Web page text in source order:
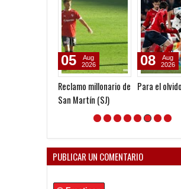
Reclamo millonario de
San Martín (SJ)
05
Aug
2026
Para el olvido
08
Aug
2026
PUBLICAR UN COMENTARIO